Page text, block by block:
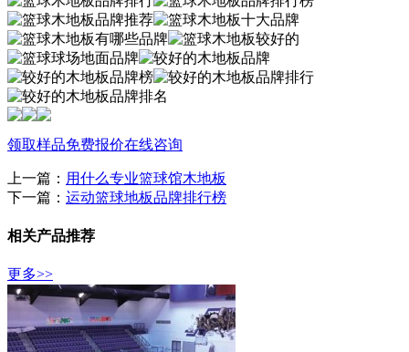
领取样品免费报价在线咨询
上一篇： 用什么专业篮球馆木地板
下一篇： 运动篮球地板品牌排行榜
相关产品推荐
更多>>